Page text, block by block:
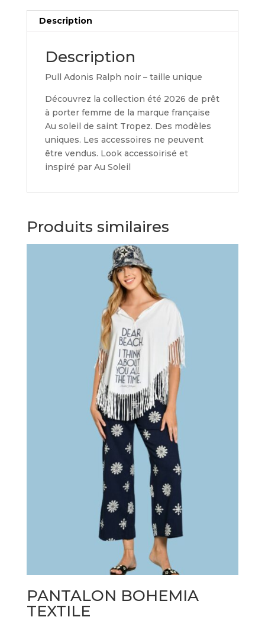
Description
Description
Pull Adonis Ralph noir – taille unique
Découvrez la collection été 2026 de prêt
à porter femme de la marque française
Au soleil de saint Tropez. Des modèles
uniques. Les accessoires ne peuvent
être vendus. Look accessoirisé et
inspiré par Au Soleil
Produits similaires
PANTALON BOHEMIA
TEXTILE